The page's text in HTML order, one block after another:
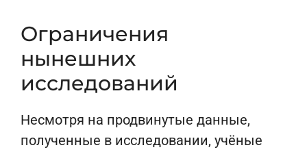
Ограничения
нынешних
исследований
Несмотря на продвинутые данные,
полученные в исследовании, учёные